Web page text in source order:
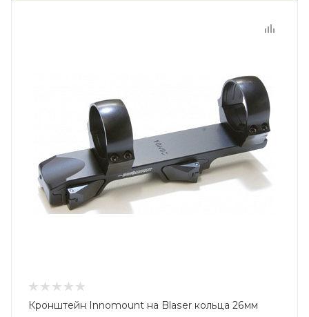
Кронштейн Innomount на Blaser кольца 26мм